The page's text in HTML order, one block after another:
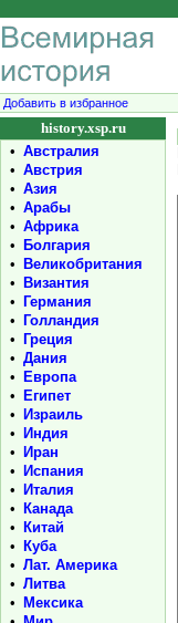
Добавить в избранное
history.xsp.ru
• Австралия
• Австрия
• Азия
• Арабы
• Африка
•
Болгария
•
Великобритания
•
Византия
•
Германия
•
Голландия
•
Греция
• Дания
•
Европа
•
Египет
•
Израиль
•
Индия
•
Иран
•
Испания
•
Италия
•
Канада
•
Китай
•
Куба
• Лат. Америка
• Литва
•
Мексика